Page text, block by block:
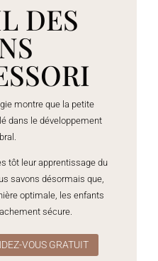
DES
montre que la petite
dans le développement
tôt leur apprentissage du
savons désormais que,
optimale, les enfants
sécure.
VOUS GRATUIT